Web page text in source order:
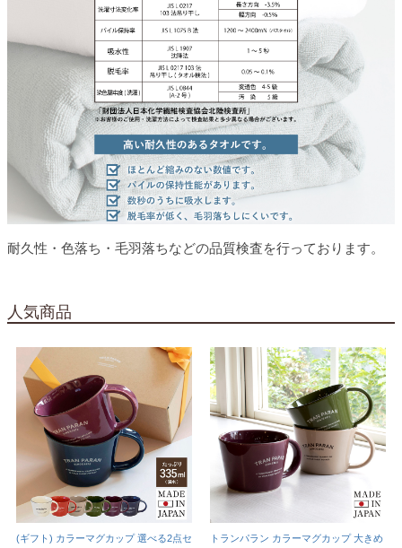
耐久性・色落ち・毛羽落ちなどの品質検査を行っております。
人気商品
(ギフト) カラーマグカップ 選べる2点セ
トランパラン カラーマグカップ 大きめ